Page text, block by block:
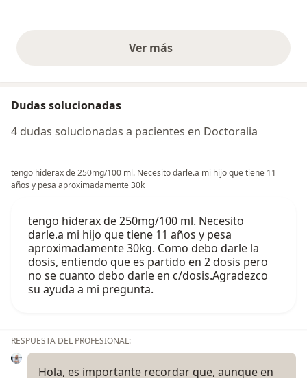
Ver másopiniones anteriores
Dudas solucionadas
4 dudas solucionadas a pacientes en Doctoralia
tengo hiderax de 250mg/100 ml. Necesito darle.a mi hijo que tiene 11
años y pesa aproximadamente 30k
tengo hiderax de 250mg/100 ml. Necesito
darle.a mi hijo que tiene 11 años y pesa
aproximadamente 30kg. Como debo darle la
dosis, entiendo que es partido en 2 dosis pero
no se cuanto debo darle en c/dosis.Agradezco
su ayuda a mi pregunta.
RESPUESTA DEL PROFESIONAL:
Hola, es importante recordar que, aunque en